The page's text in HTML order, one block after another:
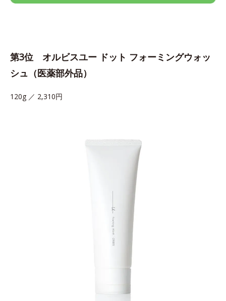
第3位 オルビスユー ドット フォーミングウォッ
シュ（医薬部外品）
120g ／ 2,310円